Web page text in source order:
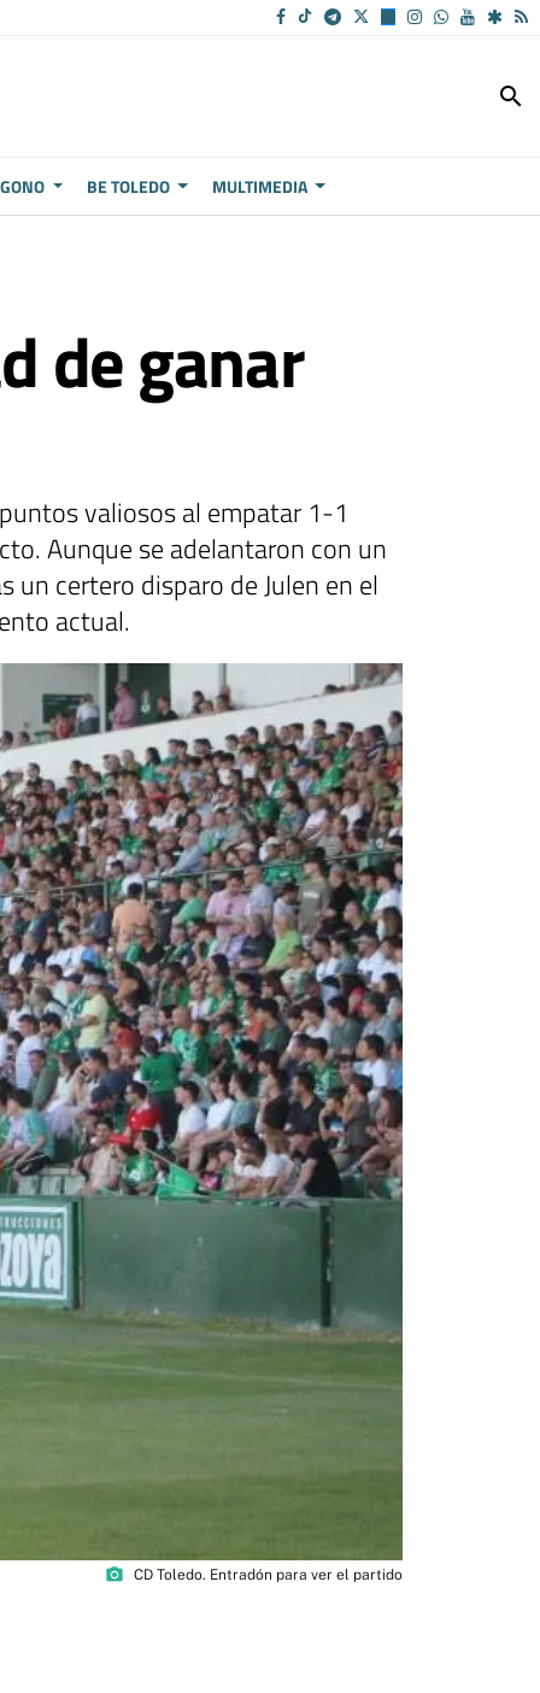
search
BE TOLEDO MULTIMEDIA
de ganar
valiosos al empatar 1-1
Aunque se adelantaron con un
certero disparo de Julen en el
actual.
photo_camera CD Toledo. Entradón para ver el partido